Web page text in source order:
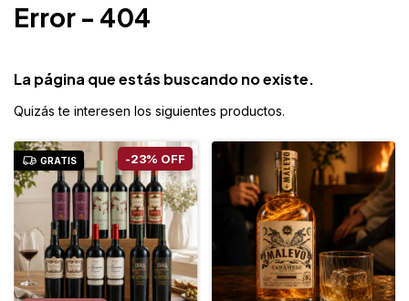
Error - 404
La página que estás buscando no existe.
Quizás te interesen los siguientes productos.
GRATIS -23% OFF